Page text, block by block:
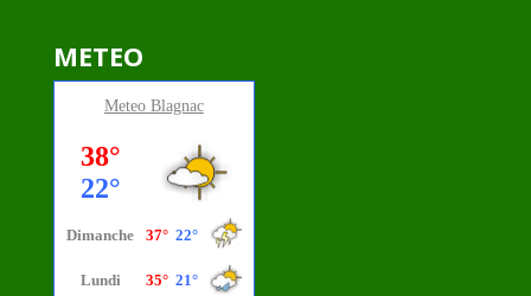
METEO
Meteo Blagnac